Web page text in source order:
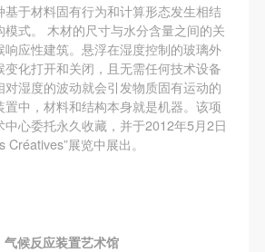
于材料固有行为和计算形态发生相结
式。 木材的尺寸与水分含量之间的关
响应性建筑。悬浮在湿度控制的玻璃外
化打开和关闭，且无需任何技术设备
湿度的波动就会引发物质固有运动的
置中，材料和结构本身就是机器。该项
中心委托永久收藏，并于2012年5月2日
展览中展出。
气候反应装置艺术馆